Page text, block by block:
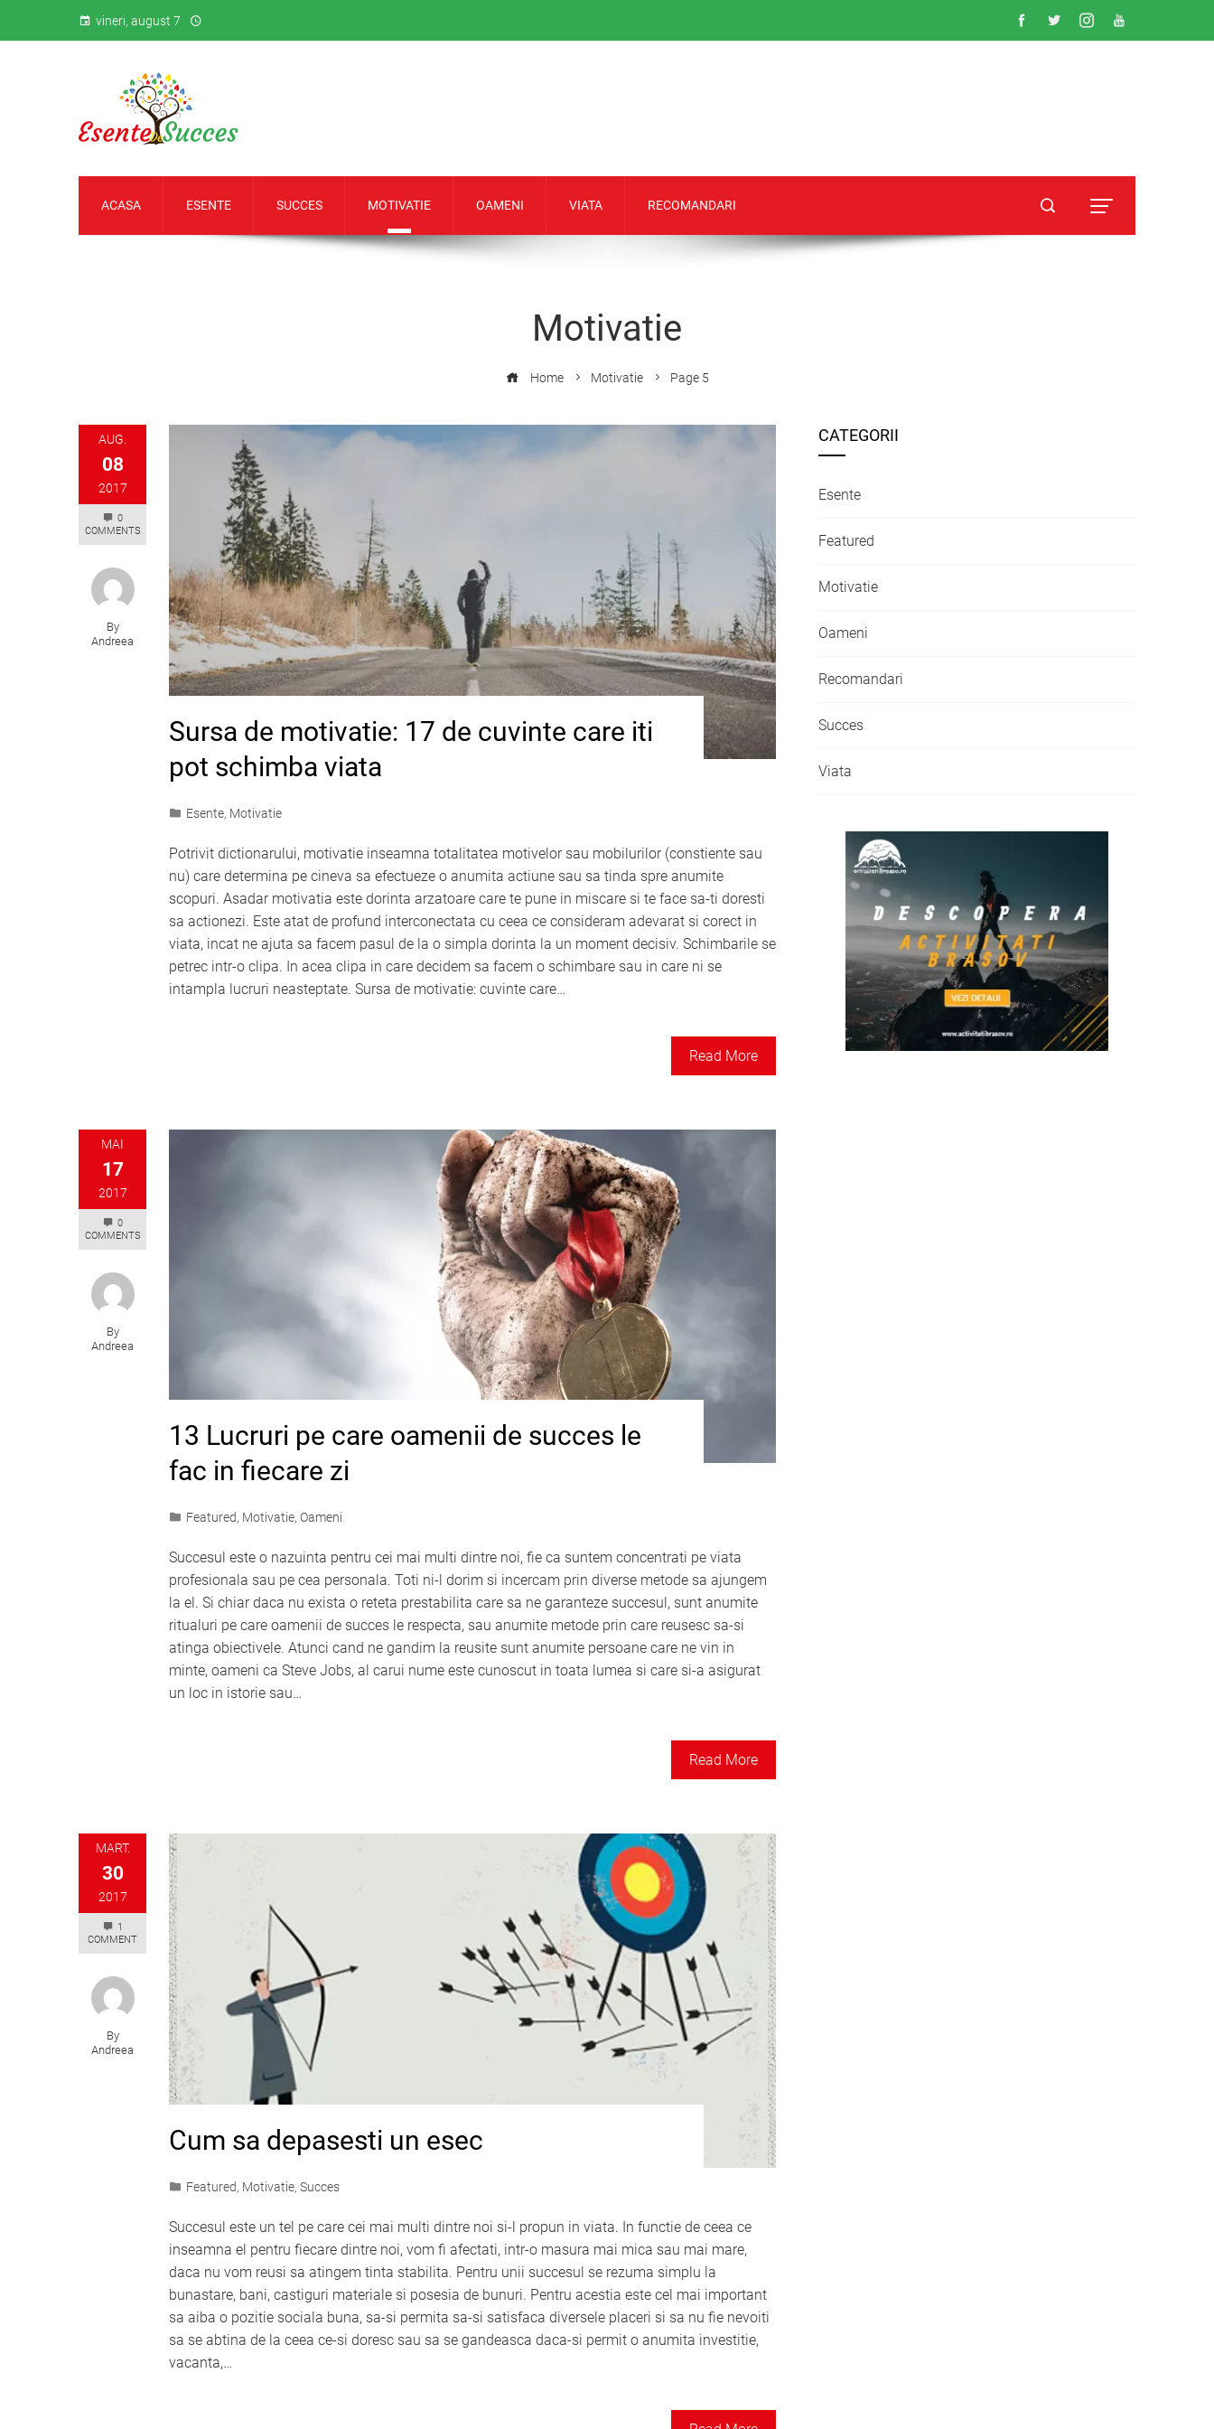
vineri, august 7
ACASA ESENTE SUCCES MOTIVATIE OAMENI VIATA RECOMANDARI
Motivatie
Home Motivatie Page 5
AUG.
08
2017
0
COMMENTS
By
Andreea
Sursa de motivatie: 17 de cuvinte care iti
pot schimba viata
Esente, Motivatie
Potrivit dictionarului, motivatie inseamna totalitatea motivelor sau mobilurilor (constiente sau
nu) care determina pe cineva sa efectueze o anumita actiune sau sa tinda spre anumite
scopuri. Asadar motivatia este dorinta arzatoare care te pune in miscare si te face sa-ti doresti
sa actionezi. Este atat de profund interconectata cu ceea ce consideram adevarat si corect in
viata, incat ne ajuta sa facem pasul de la o simpla dorinta la un moment decisiv. Schimbarile se
petrec intr-o clipa. In acea clipa in care decidem sa facem o schimbare sau in care ni se
intampla lucruri neasteptate. Sursa de motivatie: cuvinte care…
Read More
MAI
17
2017
0
COMMENTS
By
Andreea
13 Lucruri pe care oamenii de succes le
fac in fiecare zi
Featured, Motivatie, Oameni
Succesul este o nazuinta pentru cei mai multi dintre noi, fie ca suntem concentrati pe viata
profesionala sau pe cea personala. Toti ni-l dorim si incercam prin diverse metode sa ajungem
la el. Si chiar daca nu exista o reteta prestabilita care sa ne garanteze succesul, sunt anumite
ritualuri pe care oamenii de succes le respecta, sau anumite metode prin care reusesc sa-si
atinga obiectivele. Atunci cand ne gandim la reusite sunt anumite persoane care ne vin in
minte, oameni ca Steve Jobs, al carui nume este cunoscut in toata lumea si care si-a asigurat
un loc in istorie sau…
Read More
MART.
30
2017
1
COMMENT
By
Andreea
Cum sa depasesti un esec
Featured, Motivatie, Succes
Succesul este un tel pe care cei mai multi dintre noi si-l propun in viata. In functie de ceea ce
inseamna el pentru fiecare dintre noi, vom fi afectati, intr-o masura mai mica sau mai mare,
daca nu vom reusi sa atingem tinta stabilita. Pentru unii succesul se rezuma simplu la
bunastare, bani, castiguri materiale si posesia de bunuri. Pentru acestia este cel mai important
sa aiba o pozitie sociala buna, sa-si permita sa-si satisfaca diversele placeri si sa nu fie nevoiti
sa se abtina de la ceea ce-si doresc sau sa se gandeasca daca-si permit o anumita investitie,
vacanta,…
CATEGORII
Esente
Featured
Motivatie
Oameni
Recomandari
Succes
Viata